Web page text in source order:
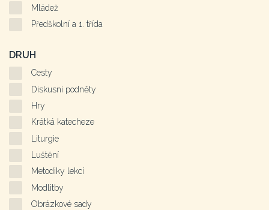
Mládež
Předškolní a 1. třída
DRUH
Cesty
Diskusní podněty
Hry
Krátká katecheze
Liturgie
Luštění
Metodiky lekcí
Modlitby
Obrázkové sady